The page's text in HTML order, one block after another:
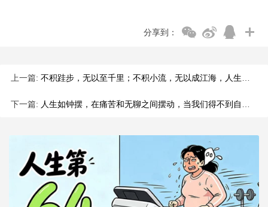
分享到：
上一篇: 不积跬步，无以至千里；不积小流，无以成江海，人生没有一蹴而就
下一篇: 人生如钟摆，在痛苦和无聊之间摆动，当我们得不到自己想要的东西